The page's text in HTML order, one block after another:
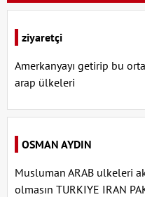
ziyaretçi
Amerkanyayı getirip bu
arap ülkeleri
OSMAN AYDIN
Musluman ARAB ulkeleri
olmasın TURKIYE IRAN